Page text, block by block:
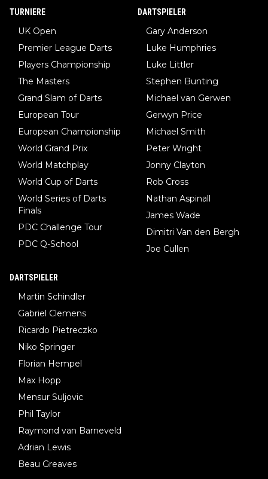
TURNIERE
UK Open
Premier League Darts
Players Championship
The Masters
Grand Slam of Darts
European Tour
European Championship
World Grand Prix
World Matchplay
World Cup of Darts
World Series of Darts
Finals
PDC Challenge Tour
PDC Q-School
DARTSPIELER
Gary Anderson
Luke Humphries
Luke Littler
Stephen Bunting
Michael van Gerwen
Gerwyn Price
Michael Smith
Peter Wright
Jonny Clayton
Rob Cross
Nathan Aspinall
James Wade
Dimitri Van den Bergh
Joe Cullen
DARTSPIELER
Martin Schindler
Gabriel Clemens
Ricardo Pietreczko
Niko Springer
Florian Hempel
Max Hopp
Mensur Suljovic
Phil Taylor
Raymond van Barneveld
Adrian Lewis
Beau Greaves